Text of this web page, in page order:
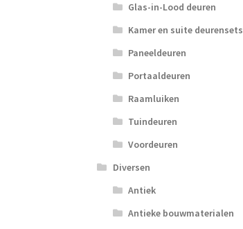
Glas-in-Lood deuren
Kamer en suite deurensets
Paneeldeuren
Portaaldeuren
Raamluiken
Tuindeuren
Voordeuren
Diversen
Antiek
Antieke bouwmaterialen